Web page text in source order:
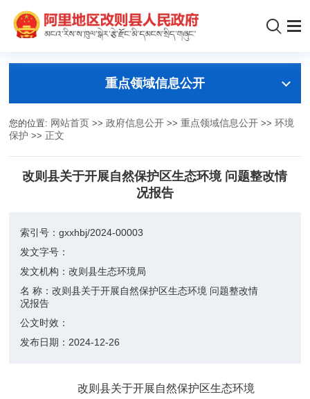
重点领域信息公开
您的位置: 网站首页 >>政府信息公开 >>重点领域信息公开 >>环境
保护 >> 正文
改则县关于开展自然保护区生态环境 问题整改情
况报告
索引号：gxxhbj/2024-00003
发文字号：
发文机构：改则县生态环境局
名 称：改则县关于开展自然保护区生态环境 问题整改情
况报告
公文时效：
发布日期： 2024-12-26
改则县关于开展自然保护区生态环境